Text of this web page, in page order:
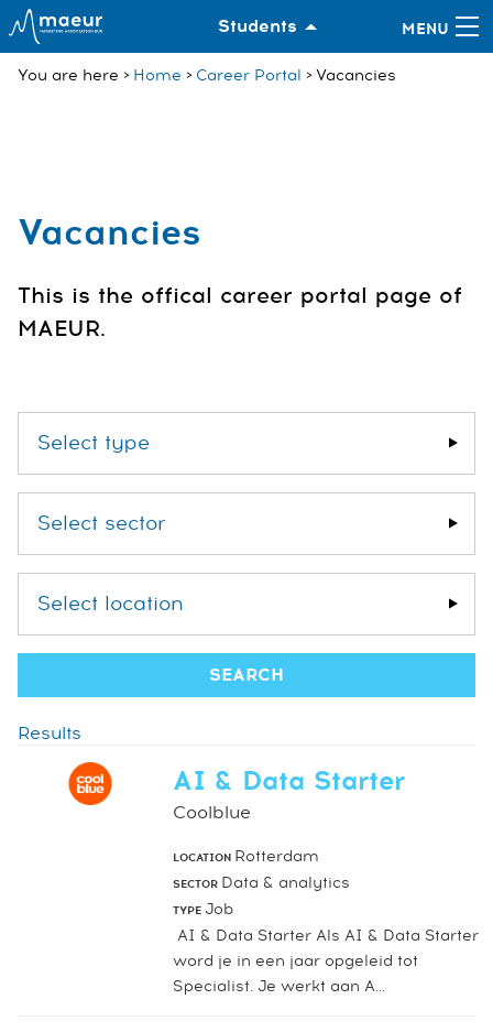
Students
You are here Home Career Portal Vacancies
Vacancies
This is the offical career portal page of
MAEUR.
Select type
Select sector
Select location
Results
AI & Data Starter
Coolblue
LOCATION Rotterdam
SECTOR Data & analytics
TYPE Job
AI & Data Starter Als AI & Data Starter
word je in een jaar opgeleid tot
Specialist. Je werkt aan A...